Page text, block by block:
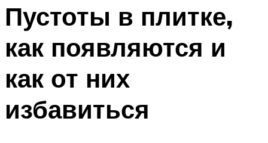
Пустоты в плитке,
как появляются и
как от них
избавиться